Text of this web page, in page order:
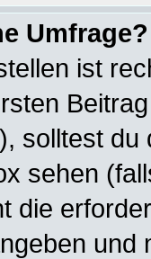
Umfrage?
ist
solltest
sehen
die
und